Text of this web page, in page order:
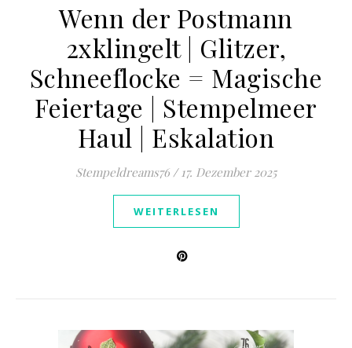
Wenn der Postmann
2xklingelt | Glitzer,
Schneeflocke = Magische
Feiertage | Stempelmeer
Haul | Eskalation
Stempeldreams76 / 17. Dezember 2025
WEITERLESEN